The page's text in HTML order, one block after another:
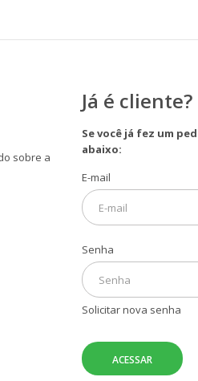
sobre a
Já é cliente?
Se você já fez um
abaixo:
E-mail
Senha
Solicitar nova senha